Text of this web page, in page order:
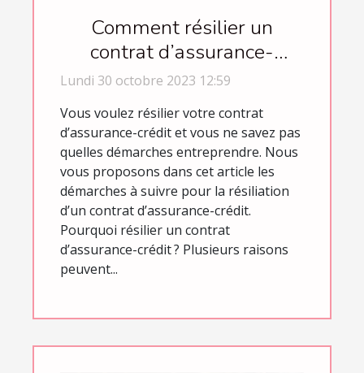
Comment résilier un
contrat d’assurance-
crédit ?
Lundi 30 octobre 2023 12:59
Vous voulez résilier votre contrat
d’assurance-crédit et vous ne savez pas
quelles démarches entreprendre. Nous
vous proposons dans cet article les
démarches à suivre pour la résiliation
d’un contrat d’assurance-crédit.
Pourquoi résilier un contrat
d’assurance-crédit ? Plusieurs raisons
peuvent...